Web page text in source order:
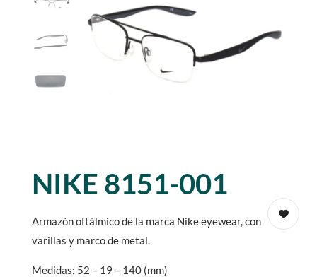
NIKE 8151-001
Armazón oftálmico de la marca Nike eyewear, con
varillas y marco de metal.
Medidas: 52 – 19 – 140 (mm)